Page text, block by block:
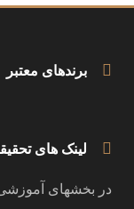
برندهای معتبر
لینک های
در بخشهای